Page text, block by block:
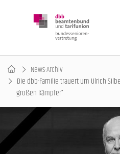
News-Archiv
Die dbb-Familie trauert um Ulrich
großen Kämpfer“